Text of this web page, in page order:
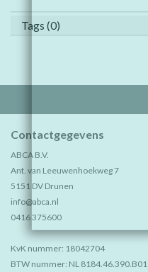
Tags (0)
Contactgegevens
ABCA B.V.
Ant. van Leeuwenhoekweg 7
5151 DV Drunen
info@abca.nl
0416 375600
KvK nummer: 18042704
BTW nummer: NL 8184.46.390.B01